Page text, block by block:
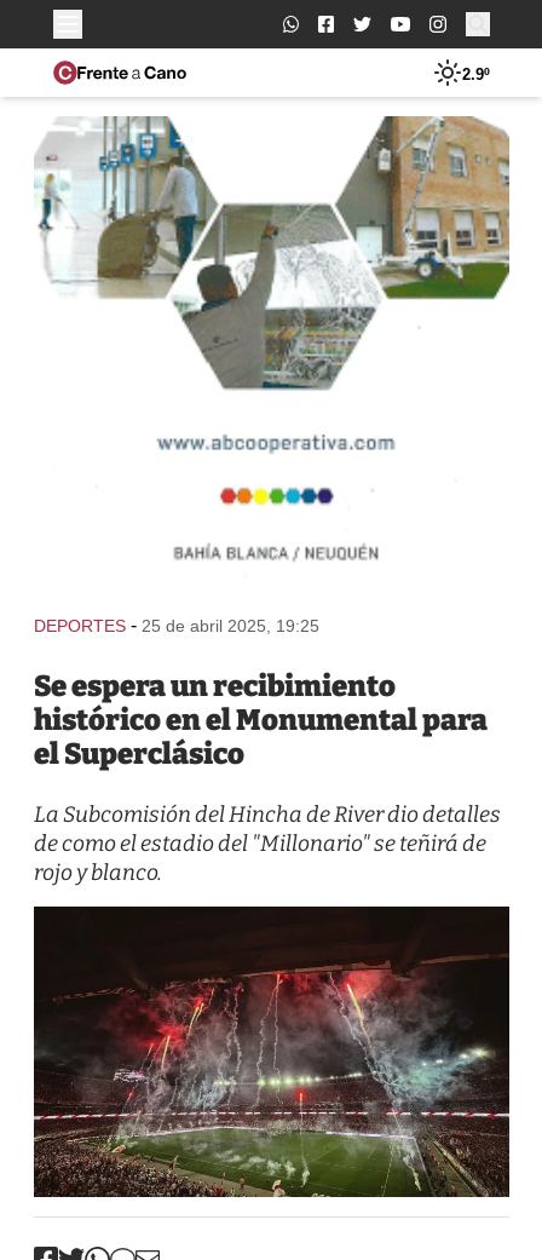
Buscar:
2.9º
DEPORTES - 25 de abril 2025, 19:25
Se espera un recibimiento
histórico en el Monumental para
el Superclásico
La Subcomisión del Hincha de River dio detalles
de como el estadio del "Millonario" se teñirá de
rojo y blanco.